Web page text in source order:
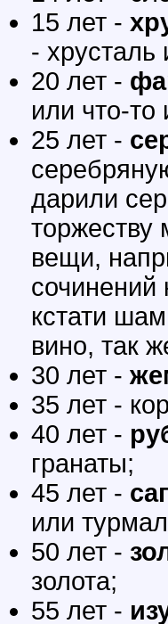
15 лет -
- хрусталь
20 лет -
или что-то
25 лет -
дарили
торжеству
вещи,
сочинений
кстати
вино, так
30 лет -
35 лет -
40 лет -
гранаты;
45 лет -
или
50 лет -
золота;
55 лет -